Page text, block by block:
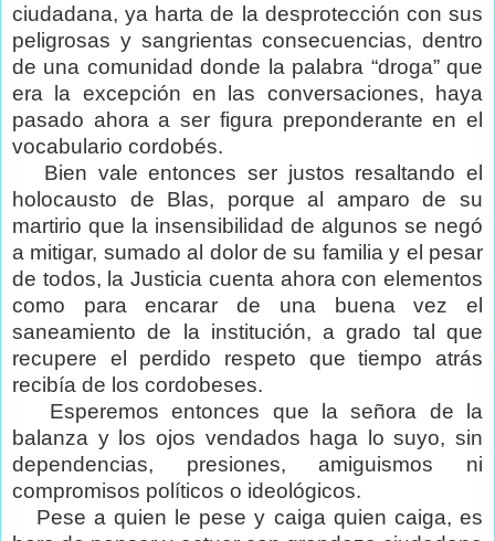
ciudadana, ya harta de la desprotección con sus
peligrosas y sangrientas consecuencias, dentro
de una comunidad donde la palabra “droga” que
era la excepción en las conversaciones, haya
pasado ahora a ser figura preponderante en el
vocabulario cordobés.
Bien vale entonces ser justos resaltando el
holocausto de Blas, porque al amparo de su
martirio que la insensibilidad de algunos se negó
a mitigar, sumado al dolor de su familia y el pesar
de todos, la Justicia cuenta ahora con elementos
como para encarar de una buena vez el
saneamiento de la institución, a grado tal que
recupere el perdido respeto que tiempo atrás
recibía de los cordobeses.
Esperemos entonces que la señora de la
balanza y los ojos vendados haga lo suyo, sin
dependencias, presiones, amiguismos ni
compromisos políticos o ideológicos.
Pese a quien le pese y caiga quien caiga, es